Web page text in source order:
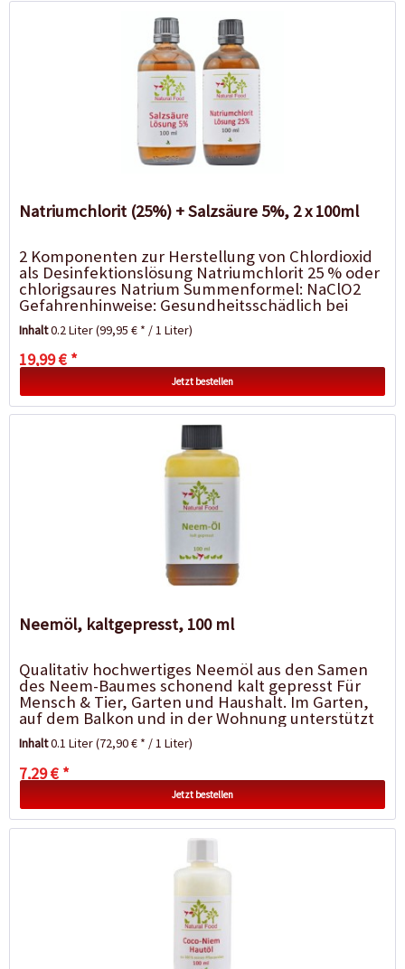
Natriumchlorit (25%) + Salzsäure 5%, 2 x 100ml
2 Komponenten zur Herstellung von Chlordioxid
als Desinfektionslösung Natriumchlorit 25 % oder
chlorigsaures Natrium Summenformel: NaClO2
Gefahrenhinweise: Gesundheitsschädlich bei
Verschlucken und bei...
Inhalt0.2 Liter(99,95 € * / 1 Liter)
19,99 € *
Jetzt bestellen
Neemöl, kaltgepresst, 100 ml
Qualitativ hochwertiges Neemöl aus den Samen
des Neem-Baumes schonend kalt gepresst Für
Mensch & Tier, Garten und Haushalt. Im Garten,
auf dem Balkon und in der Wohnung unterstützt
Neemöl die Pflanzen...
Inhalt0.1 Liter(72,90 € * / 1 Liter)
7,29 € *
Jetzt bestellen